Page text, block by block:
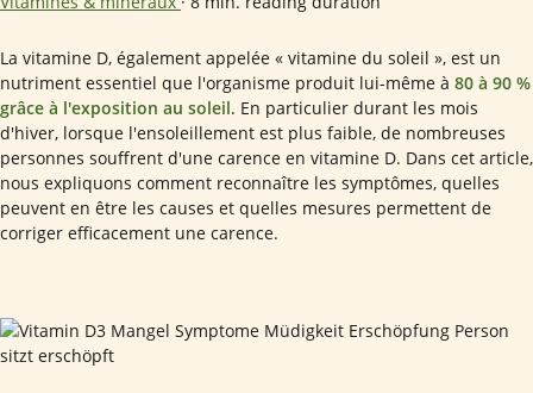
La vitamine D, également appelée « vitamine du soleil », est un
nutriment essentiel que l'organisme produit lui-même à 80 à 90 %
grâce à l'exposition au soleil. En particulier durant les mois
d'hiver, lorsque l'ensoleillement est plus faible, de nombreuses
personnes souffrent d'une carence en vitamine D. Dans cet article,
nous expliquons comment reconnaître les symptômes, quelles
peuvent en être les causes et quelles mesures permettent de
corriger efficacement une carence.